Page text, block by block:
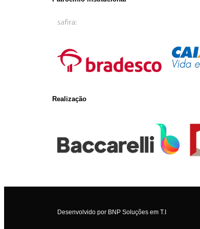
Realização
Desenvolvido por BNP Soluções em T.I